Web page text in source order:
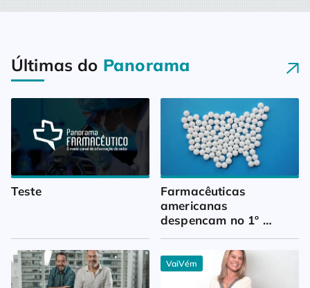
Últimas do Panorama
Teste
Farmacêuticas
americanas
despencam no 1º
trimestre
VaiVém